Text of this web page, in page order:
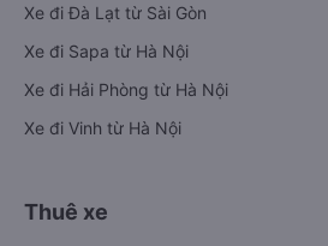
Xe đi Đà Lạt từ Sài Gòn
Xe đi Sapa từ Hà Nội
Xe đi Hải Phòng từ Hà Nội
Xe đi Vinh từ Hà Nội
Thuê xe